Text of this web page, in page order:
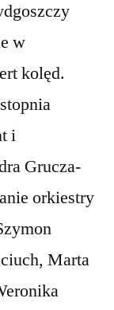
w
kolęd.
i
Grucza-
orkiestry
Marta